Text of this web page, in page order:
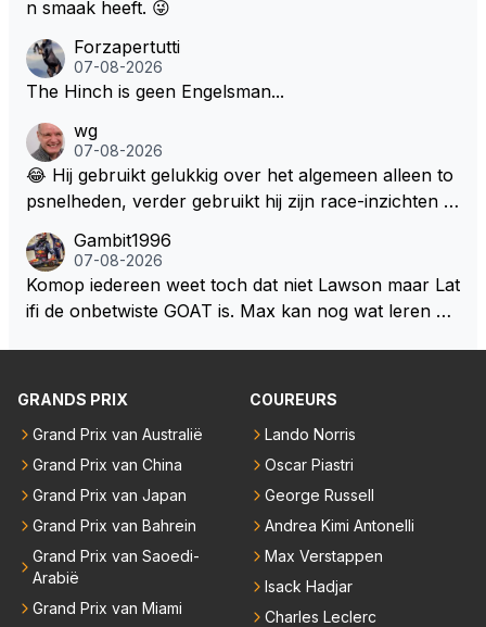
n smaak heeft. 😜
Forzapertutti
07-08-2026
The Hinch is geen Engelsman...
wg
07-08-2026
😂 Hij gebruikt gelukkig over het algemeen alleen to
psnelheden, verder gebruikt hij zijn race-inzichten q
een bocht zegt helemaal niets, dus wat dat betreft h
eeft hij sowieso gelijk 😂.
Gambit1996
07-08-2026
Komop iedereen weet toch dat niet Lawson maar Lat
ifi de onbetwiste GOAT is. Max kan nog wat leren va
n dicht met als onbetwiste nummer 2 of GOATINES
GRANDS PRIX
Grand Prix van Australië
Grand Prix van China
Grand Prix van Japan
Grand Prix van Bahrein
Grand Prix van Saoedi-
Arabië
Grand Prix van Miami
COUREURS
Lando Norris
Oscar Piastri
George Russell
Andrea Kimi Antonelli
Max Verstappen
Isack Hadjar
Charles Leclerc